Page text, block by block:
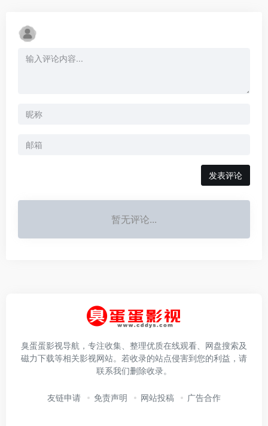
发表评论
暂无评论...
臭蛋蛋影视导航，专注收集、整理优质在线观看、网盘搜索及
磁力下载等相关影视网站。若收录的站点侵害到您的利益，请
联系我们删除收录。
友链申请 免责声明 网站投稿 广告合作